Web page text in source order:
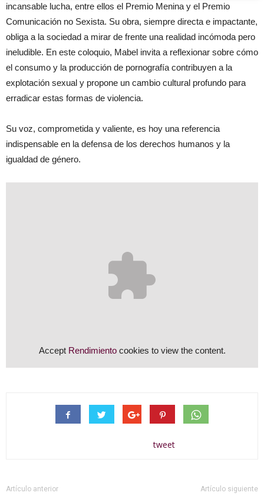
incansable lucha, entre ellos el Premio Menina y el Premio
Comunicación no Sexista. Su obra, siempre directa e impactante,
obliga a la sociedad a mirar de frente una realidad incómoda pero
ineludible. En este coloquio, Mabel invita a reflexionar sobre cómo
el consumo y la producción de pornografía contribuyen a la
explotación sexual y propone un cambio cultural profundo para
erradicar estas formas de violencia.
Su voz, comprometida y valiente, es hoy una referencia
indispensable en la defensa de los derechos humanos y la
igualdad de género.
Accept Rendimientocookies to view the content.
tweet
Artículo anterior Artículo siguiente